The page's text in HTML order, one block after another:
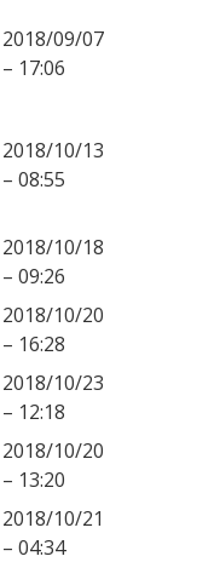
2018/09/07
– 17:06
2018/10/13
– 08:55
2018/10/18
– 09:26
2018/10/20
– 16:28
2018/10/23
– 12:18
2018/10/20
– 13:20
2018/10/21
– 04:34